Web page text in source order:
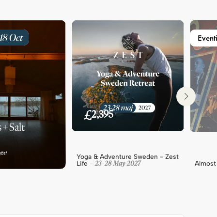
18Oct
£2,395
Yoga & Adventure Sweden - Zest
Life -23-28 May 2027